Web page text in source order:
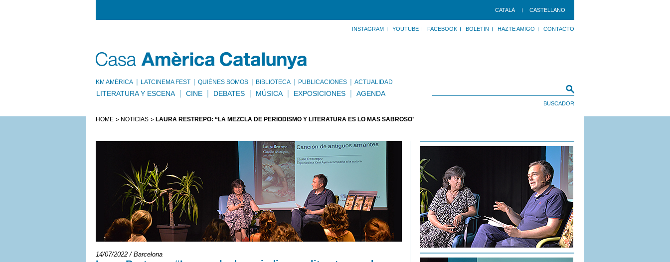
CATALÀ CASTELLANO
INSTAGRAM YOUTUBE FACEBOOK BOLETÍN HAZTE AMIGO CONTACTO
KM AMÈRICA LATCINEMA FEST QUIÉNES SOMOS BIBLIOTECA PUBLICACIONES ACTUALIDAD
LITERATURA Y ESCENA CINE DEBATES MÚSICA EXPOSICIONES AGENDA
HOME NOTICIAS LAURA RESTREPO: “LA MEZCLA DE PERIODISMO Y LITERATURA ES LO MÁS SABROSO’
14/07/2022 / Barcelona